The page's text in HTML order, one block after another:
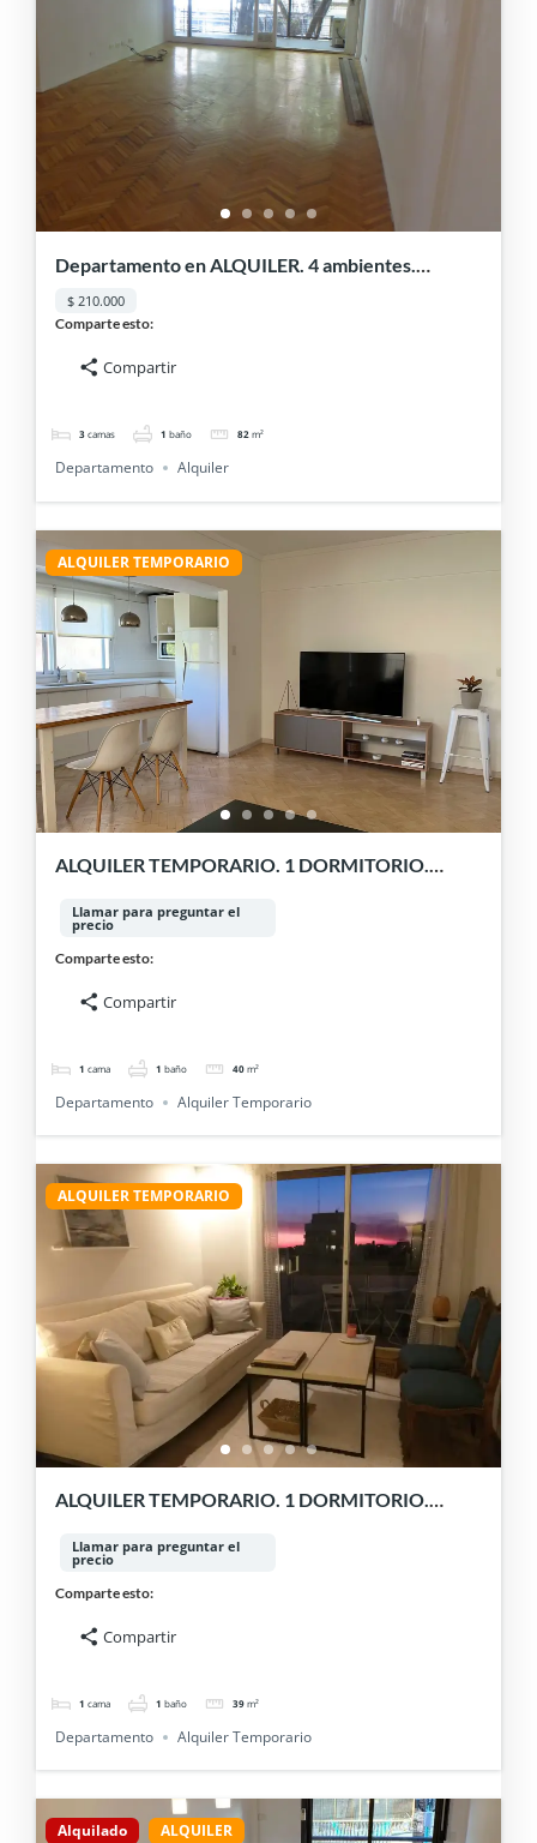
Departamento en ALQUILER. 4 ambientes.
Cañitas ALQUILADO
$ 210.000
Comparte esto:
Compartir
3 camas 1 baño 82 m²
Departamento Alquiler
ALQUILER TEMPORARIO
ALQUILER TEMPORARIO. 1 DORMITORIO.
Llamar para preguntar el
precio
Comparte esto:
Compartir
1 cama 1 baño 40 m²
Departamento Alquiler Temporario
ALQUILER TEMPORARIO
ALQUILER TEMPORARIO. 1 DORMITORIO.
Llamar para preguntar el
precio
Comparte esto:
Compartir
1 cama 1 baño 39 m²
Departamento Alquiler Temporario
Alquilado ALQUILER